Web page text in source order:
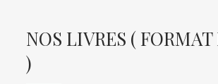
NOS LIVRES ( FORMAT
)